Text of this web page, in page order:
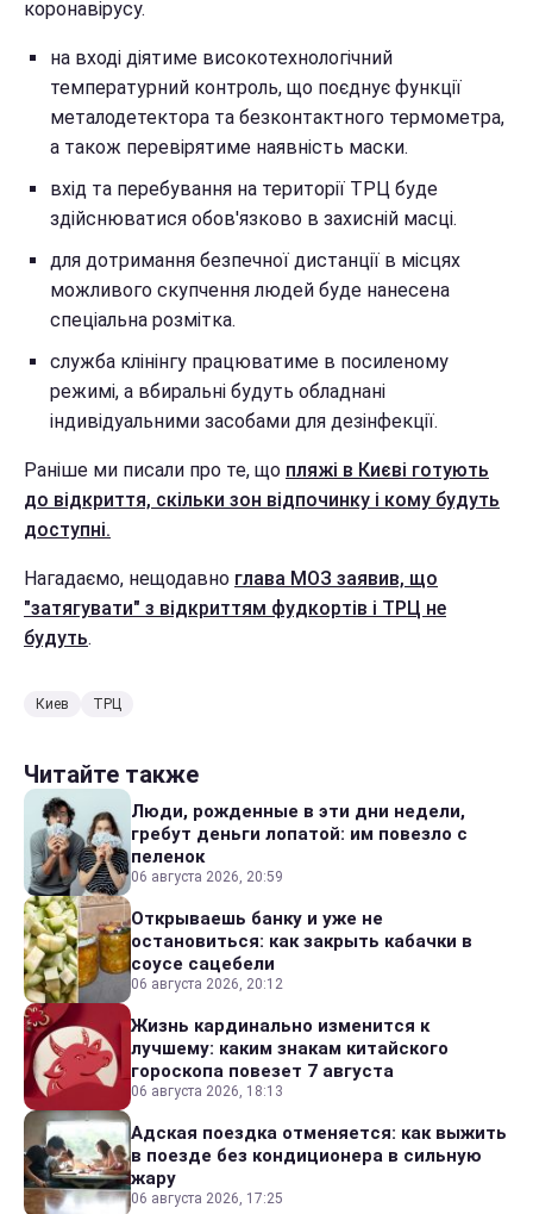
коронавірусу.
на вході діятиме високотехнологічний
температурний контроль, що поєднує функції
металодетектора та безконтактного термометра,
а також перевірятиме наявність маски.
вхід та перебування на території ТРЦ буде
здійснюватися обов'язково в захисній масці.
для дотримання безпечної дистанції в місцях
можливого скупчення людей буде нанесена
спеціальна розмітка.
служба клінінгу працюватиме в посиленому
режимі, а вбиральні будуть обладнані
індивідуальними засобами для дезінфекції.
Раніше ми писали про те, що пляжі в Києві готують
до відкриття, скільки зон відпочинку і кому будуть
доступні.
Нагадаємо, нещодавно глава МОЗ заявив, що
"затягувати" з відкриттям фудкортів і ТРЦ не
будуть.
Киев ТРЦ
Читайте также
Люди, рожденные в эти дни недели,
гребут деньги лопатой: им повезло с
пеленок
06 августа 2026, 20:59
Открываешь банку и уже не
остановиться: как закрыть кабачки в
соусе сацебели
06 августа 2026, 20:12
Жизнь кардинально изменится к
лучшему: каким знакам китайского
гороскопа повезет 7 августа
06 августа 2026, 18:13
Адская поездка отменяется: как выжить
в поезде без кондиционера в сильную
жару
06 августа 2026, 17:25